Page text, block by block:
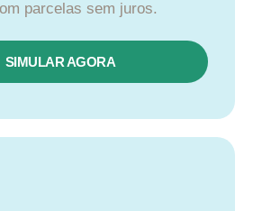
parcelas sem juros.
SIMULAR AGORA